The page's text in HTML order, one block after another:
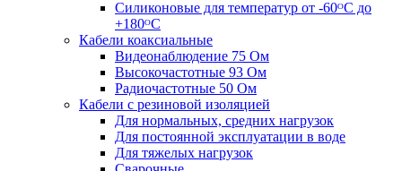
Силиконовые для температур от -60ᴼC до
+180ᴼС
Кабели коаксиальные
Видеонаблюдение 75 Ом
Высокочастотные 93 Ом
Радиочастотные 50 Ом
Кабели с резиновой изоляцией
Для нормальных, средних нагрузок
Для постоянной эксплуатации в воде
Для тяжелых нагрузок